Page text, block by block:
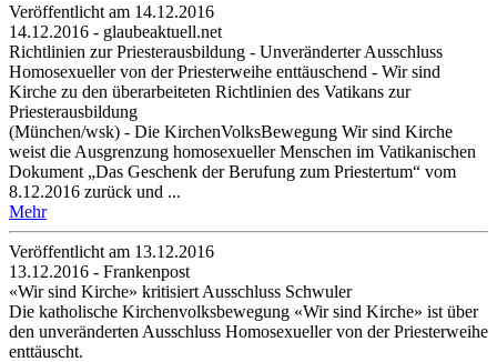
Veröffentlicht am 14­.12.2016
14.12.2016 - glaubeaktuell.net
Richtlinien zur Priesterausbildung - Unveränderter Ausschluss
Homosexueller von der Priesterweihe enttäuschend - Wir sind
Kirche zu den überarbeiteten Richtlinien des Vatikans zur
Priesterausbildung
(München/wsk) - Die KirchenVolksBewegung Wir sind Kirche
weist die Ausgrenzung homosexueller Menschen im Vatikanischen
Dokument „Das Geschenk der Berufung zum Priestertum“ vom
8.12.2016 zurück und ...
Mehr
Veröffentlicht am 13­.12.2016
13.12.2016 - Frankenpost
«Wir sind Kirche» kritisiert Ausschluss Schwuler
Die katholische Kirchenvolksbewegung «Wir sind Kirche» ist über
den unveränderten Ausschluss Homosexueller von der Priesterweihe
enttäuscht.